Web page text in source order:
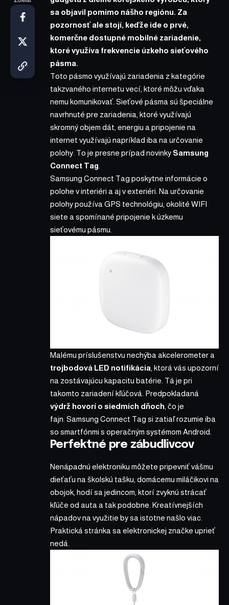
sa objavil pomimo nášho regiónu. Za
pozornosť ale stojí, keďže ide o prvé,
komerčne dostupné mobilné zariadenie,
ktoré využíva frekvencie úzkeho sieťového
pásma.
Toto pásmo využívajú zariadenia z kategórie
takzvaného internetu vecí, ktoré môžu vďaka
nemu komunikovať. Sieťové pásma sú špeciálne
navrhnuté pre zariadenia, ktoré využívajú
skromný objem dát, energiu a pripojenie na
internet využívajú napríklad iba na určovanie
polohy. To je presne prípad novinky Samsung
Connect Tag
Samsung Connect Tag poskytne informácie o
polohe v interiéri a aj v exteriéri. Na určovanie
polohy používa GPS technológiu, okolité WIFI
siete a spomínané pripojenie k úzkemu
sieťovému pásmu.
Malému príslušenstvu nechýba akcelerometer a
trojbodová LED notifikácia , ktorá vás upozorní
na zostávajúcu kapacitu batérie. Tá je pri
takomto zariadení kľúčová. Predpokladaná
výdrž hovorí o siedmich dňoch , čo je
fajn. Samsung Connect Tag si zatiaľ rozumie iba
so smartfónmi s operačným systémom Android.
Perfektné pre zábudlivcov
Nenápadnú elektroniku môžete pripevniť vášmu
dieťaťu na školskú tašku, domácemu miláčikovi na
obojok, hodí sa jedincom, ktorí zvyknú strácať
kľúče od auta a tak podobne. Kreatívnejších
nápadov na využitie by sa istotne našlo viac.
Praktická stránka sa elektronickej značke uprieť
nedá.